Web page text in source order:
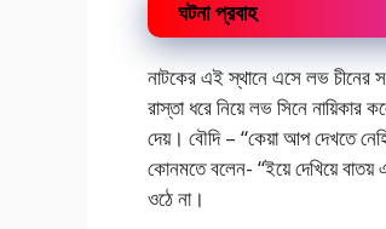
ঘটনা প্রবাহ
নাটকের এই স্থানে এসে লভ চীনের
রাস্তা ধরে নিয়ে লভ সিনে
দেয়। বৌদি – “কেয়া আপ দেখতে
কোনমতে বলেন- “ইয়ে দেখিয়ে বাতয়‌
ওঠে না।